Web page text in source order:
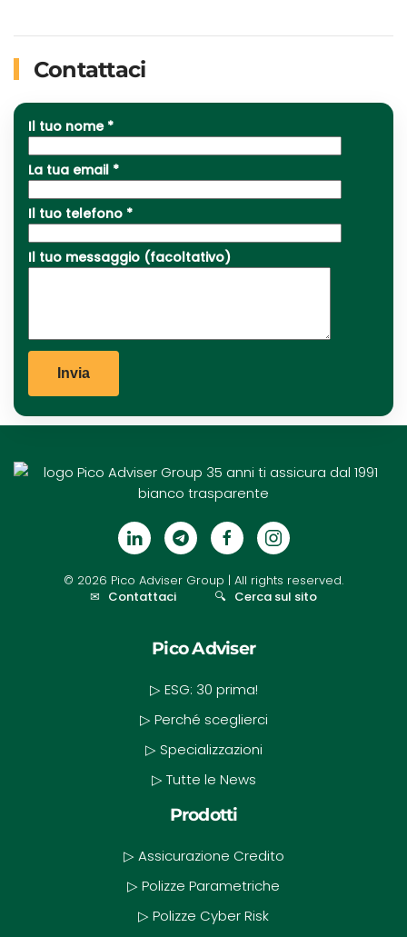
Contattaci
Il tuo nome *
La tua email *
Il tuo telefono *
Il tuo messaggio (facoltativo)
© 2026 Pico Adviser Group | All rights reserved.
✉ Contattaci 🔍 Cerca sul sito
Pico Adviser
▷ ESG: 30 prima!
▷ Perché sceglierci
▷ Specializzazioni
▷ Tutte le News
Prodotti
▷ Assicurazione Credito
▷ Polizze Parametriche
▷ Polizze Cyber Risk